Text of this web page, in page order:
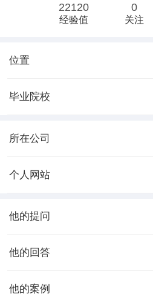
22120
经验值
0
关注
位置
毕业院校
所在公司
个人网站
他的提问
他的回答
他的案例